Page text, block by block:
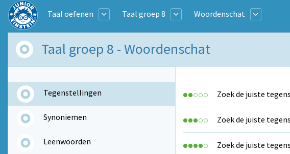
Taal oefenen Taal groep 8 Woordenschat
Taal groep 8 - Woordenschat
Tegenstellingen
Synoniemen
Leenwoorden
Zoek de juiste
Zoek de juiste
Zoek de juiste